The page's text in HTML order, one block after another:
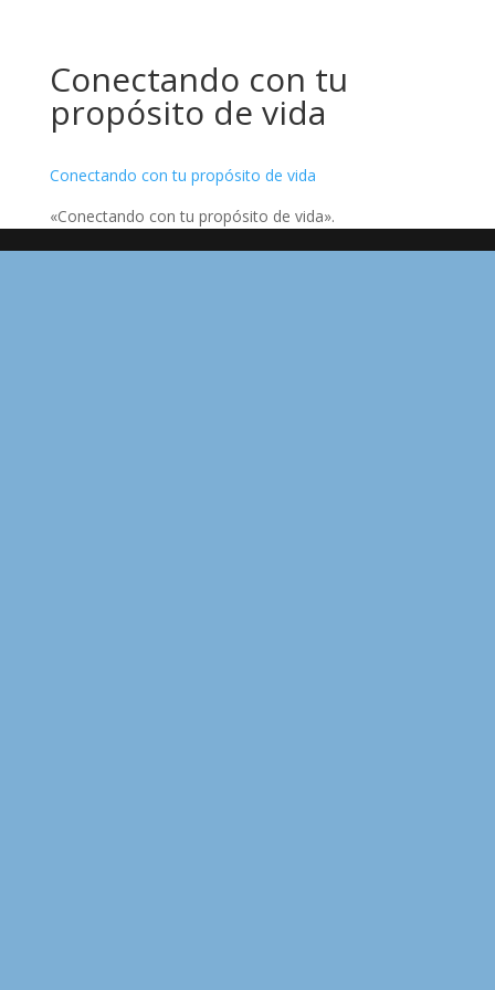
Conectando con tu
propósito de vida
Conectando con tu propósito de vida
«Conectando con tu propósito de vida».